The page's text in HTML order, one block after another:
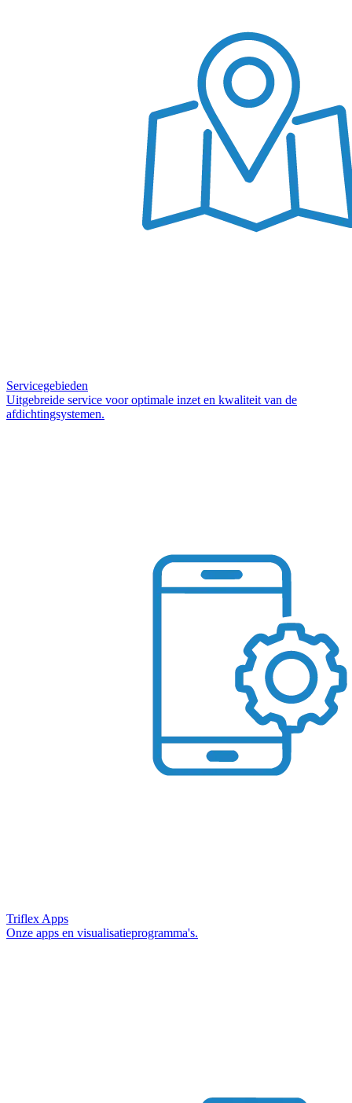
Servicegebieden
Uitgebreide service voor optimale inzet en kwaliteit van de
afdichtingsystemen.
Triflex Apps
Onze apps en visualisatieprogramma's.